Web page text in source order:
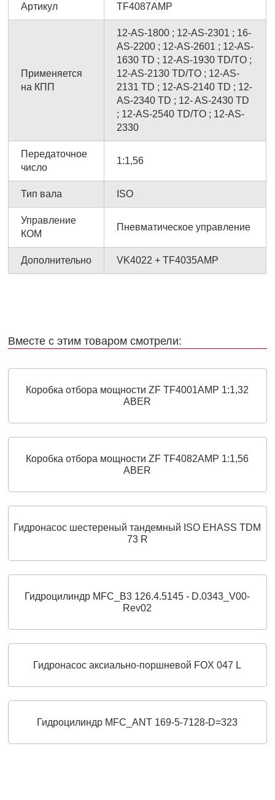
Артикул TF4087AMP
Применяется
на КПП
12-AS-1800 ; 12-AS-2301 ; 16-
AS-2200 ; 12-AS-2601 ; 12-AS-
1630 TD ; 12-AS-1930 TD/TO ;
12-AS-2130 TD/TO ; 12-AS-
2131 TD ; 12-AS-2140 TD ; 12-
AS-2340 TD ; 12- AS-2430 TD
; 12-AS-2540 TD/TO ; 12-AS-
2330
Передаточное
число
1:1,56
Тип вала ISO
Управление
КОМ
Пневматическое управление
Дополнительно VK4022 + TF4035AMP
Вместе с этим товаром смотрели:
Коробка отбора мощности ZF TF4001AMP 1:1,32
ABER
Коробка отбора мощности ZF TF4082AMP 1:1,56
ABER
Гидронасос шестереный тандемный ISO EHASS TDM
73 R
Гидроцилиндр MFC_B3 126.4.5145 - D.0343_V00-
Rev02
Гидронасос аксиально-поршневой FOX 047 L
Гидроцилиндр MFC_ANT 169-5-7128-D=323